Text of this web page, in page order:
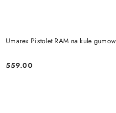
Umarex Pistolet RAM na kule
Cena:
559.00